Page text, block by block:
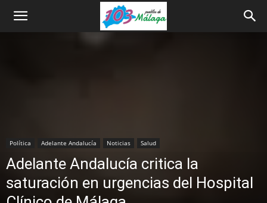
Política Adelante Andalucía Noticias Salud
Adelante Andalucía critica la
saturación en urgencias del Hospital